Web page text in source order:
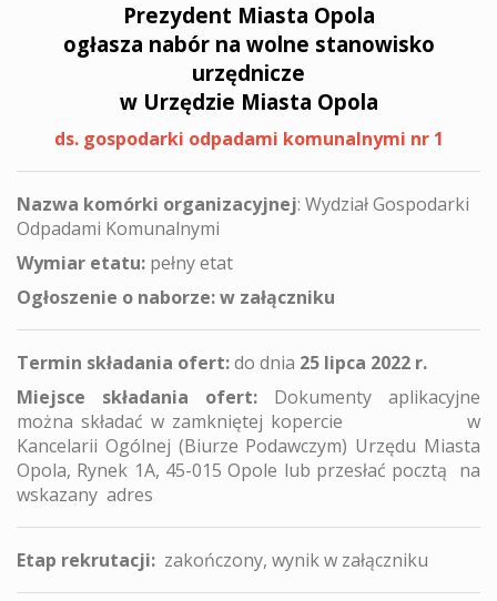
Prezydent Miasta Opola
ogłasza nabór na wolne stanowisko
urzędnicze
w Urzędzie Miasta Opola
ds. gospodarki odpadami komunalnymi nr 1
Nazwa komórki organizacyjnej: Wydział Gospodarki
Odpadami Komunalnymi
Wymiar etatu: pełny etat
Ogłoszenie o naborze: w załączniku
Termin składania ofert:do dnia 25 lipca 2022 r.
Miejsce składania ofert: Dokumenty aplikacyjne
można składać w zamkniętej kopercie w
Kancelarii Ogólnej (Biurze Podawczym) Urzędu Miasta
Opola, Rynek 1A, 45-015 Opole lub przesłać pocztą na
wskazany adres
Etap rekrutacji: zakończony, wynik w załączniku